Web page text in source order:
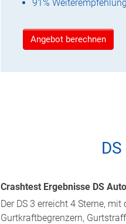
91%
Angebot berechnen
Crashtest Ergebnisse DS
Der DS 3 erreicht 4 Sterne,
Gurtkraftbegrenzern,